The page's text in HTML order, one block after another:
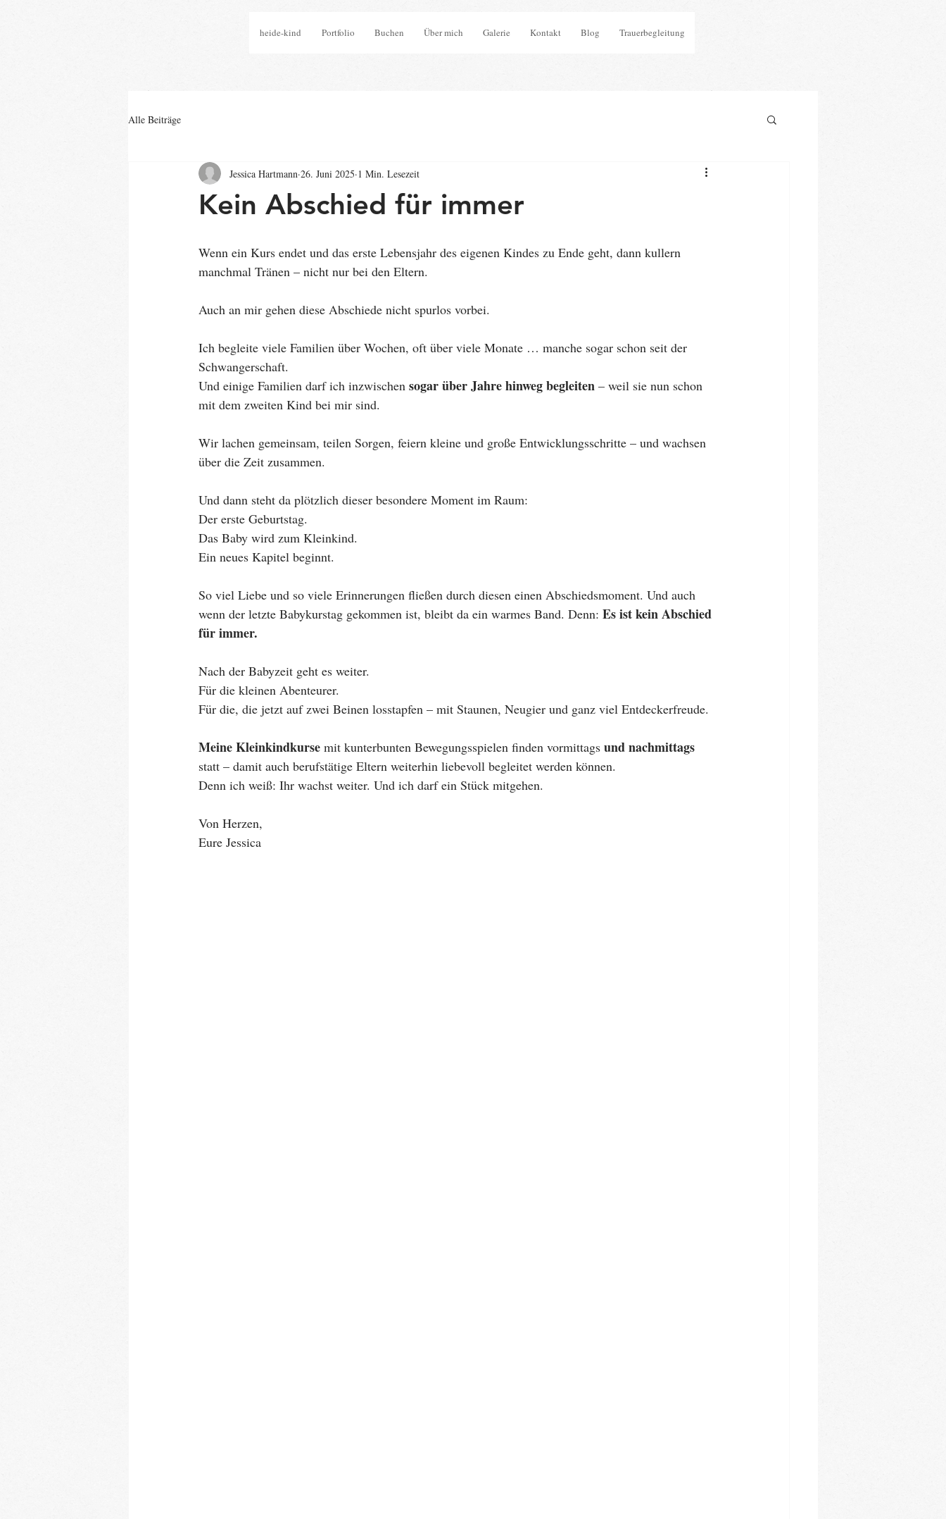
heide-kind Portfolio Buchen Über mich Galerie Kontakt Blog Trauerbegleitung
Alle Beiträge
Kein Abschied für immer
Jessica Hartmann 26. Juni 2025 1 Min. Lesezeit
Wenn ein Kurs endet und das erste Lebensjahr des eigenen Kindes zu Ende geht, dann kullern
manchmal Tränen – nicht nur bei den Eltern.
Auch an mir gehen diese Abschiede nicht spurlos vorbei.
Ich begleite viele Familien über Wochen, oft über viele Monate … manche sogar schon seit der
Schwangerschaft.
Und einige Familien darf ich inzwischen sogar über Jahre hinweg begleiten – weil sie nun schon
mit dem zweiten Kind bei mir sind.
Wir lachen gemeinsam, teilen Sorgen, feiern kleine und große Entwicklungsschritte – und wachsen
über die Zeit zusammen.
Und dann steht da plötzlich dieser besondere Moment im Raum:
Der erste Geburtstag.
Das Baby wird zum Kleinkind.
Ein neues Kapitel beginnt.
So viel Liebe und so viele Erinnerungen fließen durch diesen einen Abschiedsmoment. Und auch
wenn der letzte Babykurstag gekommen ist, bleibt da ein warmes Band. Denn: Es ist kein Abschied
für immer.
Nach der Babyzeit geht es weiter.
Für die kleinen Abenteurer.
Für die, die jetzt auf zwei Beinen losstapfen – mit Staunen, Neugier und ganz viel Entdeckerfreude.
Meine Kleinkindkurse mit kunterbunten Bewegungsspielen finden vormittags und nachmittags
statt – damit auch berufstätige Eltern weiterhin liebevoll begleitet werden können.
Denn ich weiß: Ihr wachst weiter. Und ich darf ein Stück mitgehen.
Von Herzen,
Eure Jessica